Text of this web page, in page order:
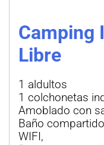
Camping
Libre
1 aldultos
1 colchonetas
Amoblado con
Baño
WIFI,